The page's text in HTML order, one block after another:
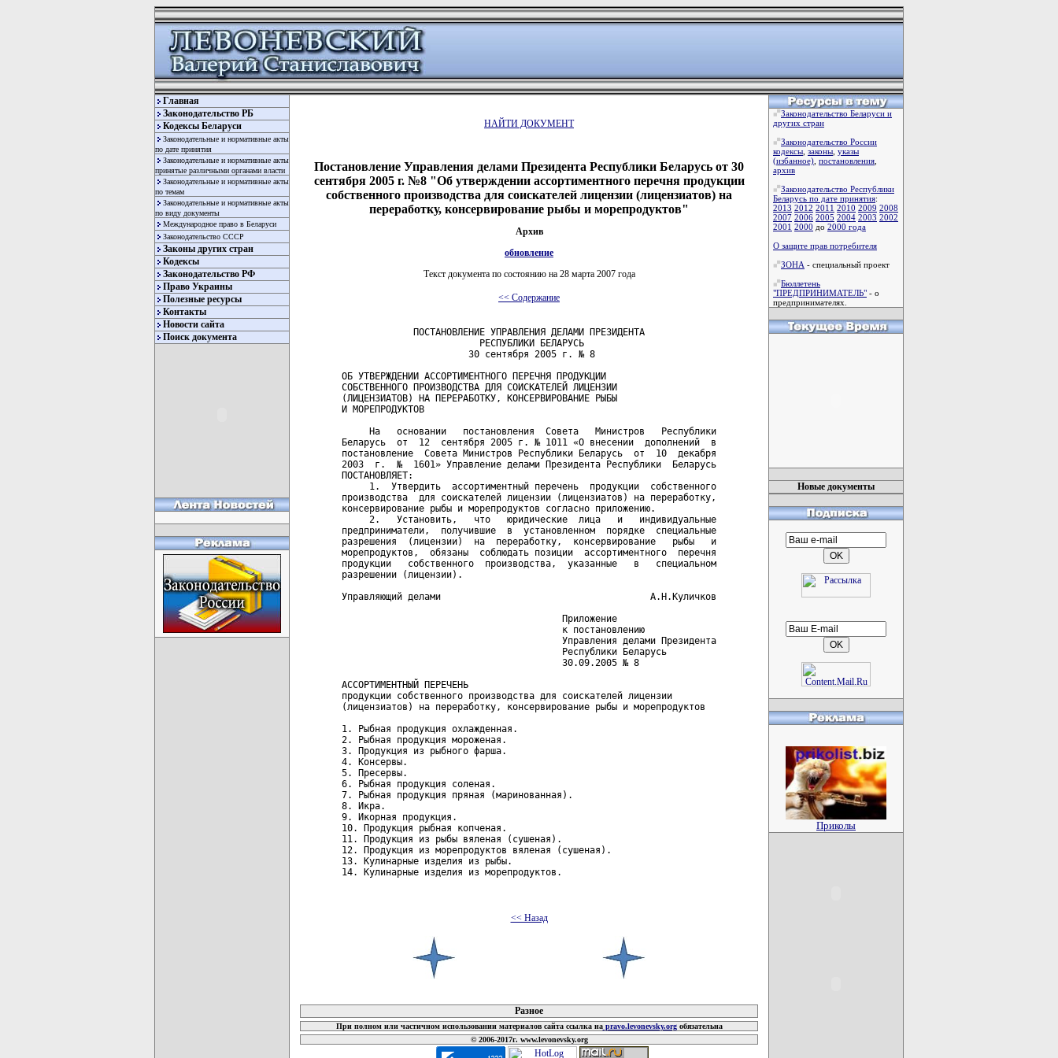
Главная
Законодательство РБ
Кодексы Беларуси
Законодательные и нормативные акты
по дате принятия
Законодательные и нормативные акты
принятые различными органами власти
Законодательные и нормативные акты
по темам
Законодательные и нормативные акты
по виду документы
Международное право в Беларуси
Законодательство СССР
Законы других стран
Кодексы
Законодательство РФ
Право Украины
Полезные ресурсы
Контакты
Новости сайта
Поиск документа
НАЙТИ ДОКУМЕНТ
Постановление Управления делами Президента Республики Беларусь от 30
сентября 2005 г. №8 "Об утверждении ассортиментного перечня продукции
собственного производства для соискателей лицензии (лицензиатов) на
переработку, консервирование рыбы и морепродуктов"
Архив
обновление
Текст документа по состоянию на 28 марта 2007 года
<< Содержание
             ПОСТАНОВЛЕНИЕ УПРАВЛЕНИЯ ДЕЛАМИ ПРЕЗИДЕНТА
                         РЕСПУБЛИКИ БЕЛАРУСЬ
                       30 сентября 2005 г. № 8
ОБ УТВЕРЖДЕНИИ АССОРТИМЕНТНОГО ПЕРЕЧНЯ ПРОДУКЦИИ
СОБСТВЕННОГО ПРОИЗВОДСТВА ДЛЯ СОИСКАТЕЛЕЙ ЛИЦЕНЗИИ
(ЛИЦЕНЗИАТОВ) НА ПЕРЕРАБОТКУ, КОНСЕРВИРОВАНИЕ РЫБЫ
И МОРЕПРОДУКТОВ
     На   основании   постановления  Совета   Министров   Республики
Беларусь  от  12  сентября 2005 г. № 1011 «О внесении  дополнений  в
постановление  Совета Министров Республики Беларусь  от  10  декабря
2003  г.  №  1601» Управление делами Президента Республики  Беларусь
ПОСТАНОВЛЯЕТ:
     1.  Утвердить  ассортиментный перечень  продукции  собственного
производства  для соискателей лицензии (лицензиатов) на переработку,
консервирование рыбы и морепродуктов согласно приложению.
     2.   Установить,   что   юридические  лица   и   индивидуальные
предприниматели,  получившие  в  установленном  порядке  специальные
разрешения  (лицензии)  на  переработку,  консервирование   рыбы   и
морепродуктов,  обязаны  соблюдать позиции  ассортиментного  перечня
продукции   собственного  производства,  указанные   в   специальном
разрешении (лицензии).
Управляющий делами                                      А.Н.Куличков
                                        Приложение
                                        к постановлению
                                        Управления делами Президента
                                        Республики Беларусь
                                        30.09.2005 № 8
АССОРТИМЕНТНЫЙ ПЕРЕЧЕНЬ
продукции собственного производства для соискателей лицензии
(лицензиатов) на переработку, консервирование рыбы и морепродуктов
1. Рыбная продукция охлажденная.
2. Рыбная продукция мороженая.
3. Продукция из рыбного фарша.
4. Консервы.
5. Пресервы.
6. Рыбная продукция соленая.
7. Рыбная продукция пряная (маринованная).
8. Икра.
9. Икорная продукция.
10. Продукция рыбная копченая.
11. Продукция из рыбы вяленая (сушеная).
12. Продукция из морепродуктов вяленая (сушеная).
13. Кулинарные изделия из рыбы.
14. Кулинарные изделия из морепродуктов.
<< Назад
Разное
При полном или частичном использовании материалов сайта ссылка наpravo.levonevsky.orgобязательна
© 2006-2017г. www.levonevsky.org
Законодательство Беларуси и
других стран
Законодательство России
кодексы законы указы
(избанное) постановления
архив
Законодательство Республики
Беларусь по дате принятия:
2013 2012 2011 2010 2009 2008
2007 2006 2005 2004 2003 2002
2001 2000 до 2000 года
О защите прав потребителя
ЗОНА - специальный проект
Бюллетень
"ПРЕДПРИНИМАТЕЛЬ" - о
предпринимателях.
Новые документы
Приколы